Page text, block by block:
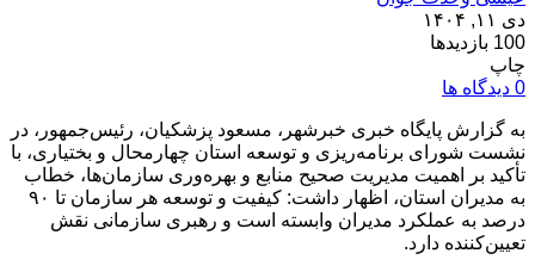
دی ۱۱, ۱۴۰۴
100 بازدیدها
چاپ
0 دیدگاه ها
به گزارش پایگاه خبری خبرشهر، مسعود پزشکیان، رئیس‌جمهور، در
نشست شورای برنامه‌ریزی و توسعه استان چهارمحال و بختیاری، با
تأکید بر اهمیت مدیریت صحیح منابع و بهره‌وری سازمان‌ها، خطاب
به مدیران استان، اظهار داشت: کیفیت و توسعه هر سازمان تا ۹۰
درصد به عملکرد مدیران وابسته است و رهبری سازمانی نقش
تعیین‌کننده دارد.